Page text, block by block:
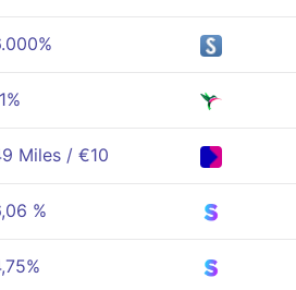
Miles / €10
%